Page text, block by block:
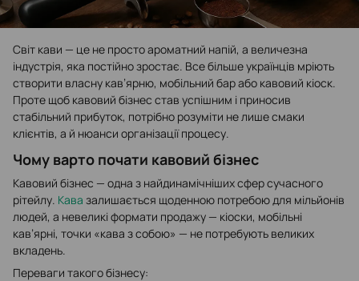
Світ кави — це не просто ароматний напій, а величезна
індустрія, яка постійно зростає. Все більше українців мріють
створити власну кав’ярню, мобільний бар або кавовий кіоск.
Проте щоб кавовий бізнес став успішним і приносив
стабільний прибуток, потрібно розуміти не лише смаки
клієнтів, а й нюанси організації процесу.
Чому варто почати кавовий бізнес
Кавовий бізнес — одна з найдинамічніших сфер сучасного
рітейлу. Кава залишається щоденною потребою для мільйонів
людей, а невеликі формати продажу — кіоски, мобільні
кав’ярні, точки «кава з собою» — не потребують великих
вкладень.
Переваги такого бізнесу: